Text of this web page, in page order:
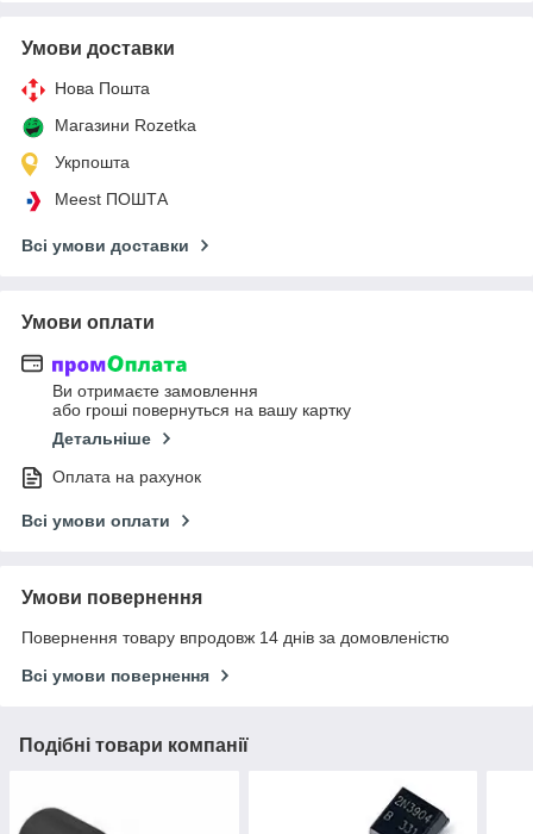
Умови доставки
Нова Пошта
Магазини Rozetka
Укрпошта
Meest ПОШТА
Всі умови доставки
Умови оплати
Ви отримаєте замовлення
або гроші повернуться на вашу картку
Детальніше
Оплата на рахунок
Всі умови оплати
Умови повернення
Повернення товару впродовж 14 днів за домовленістю
Всі умови повернення
Подібні товари компанії